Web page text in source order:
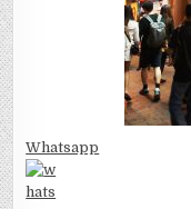
Whatsapp